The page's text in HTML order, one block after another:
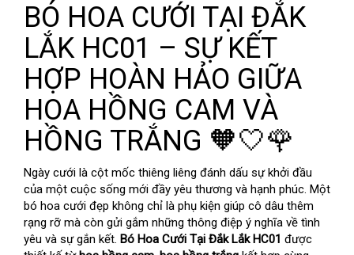
BÓ HOA CƯỚI TẠI ĐẮK
LẮK HC01 – SỰ KẾT
HỢP HOÀN HẢO GIỮA
HOA HỒNG CAM VÀ
HỒNG TRẮNG 🧡🤍🌹
Ngày cưới là cột mốc thiêng liêng đánh dấu sự khởi đầu
của một cuộc sống mới đầy yêu thương và hạnh phúc. Một
bó hoa cưới đẹp không chỉ là phụ kiện giúp cô dâu thêm
rạng rỡ mà còn gửi gắm những thông điệp ý nghĩa về tình
yêu và sự gắn kết. Bó Hoa Cưới Tại Đắk Lắk HC01 được